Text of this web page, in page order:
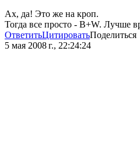
Ах, да! Это же на кроп.
Тогда все просто - B+W. Лучше
ОтветитьЦитироватьПоделиться
5 мая 2008 г., 22:24:24